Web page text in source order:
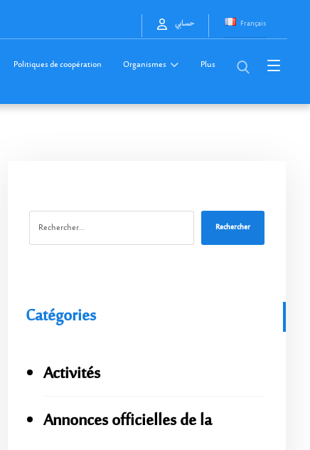
Français حسابي
Politiques de coopération Organismes Plus
Rechercher
Catégories
Activités
Annonces officielles de la